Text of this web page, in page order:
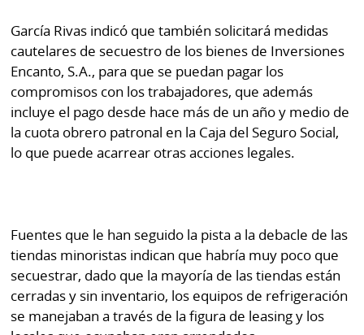
García Rivas indicó que también solicitará medidas
cautelares de secuestro de los bienes de Inversiones
Encanto, S.A., para que se puedan pagar los
compromisos con los trabajadores, que además
incluye el pago desde hace más de un año y medio de
la cuota obrero patronal en la Caja del Seguro Social,
lo que puede acarrear otras acciones legales.
Fuentes que le han seguido la pista a la debacle de las
tiendas minoristas indican que habría muy poco que
secuestrar, dado que la mayoría de las tiendas están
cerradas y sin inventario, los equipos de refrigeración
se manejaban a través de la figura de leasing y los